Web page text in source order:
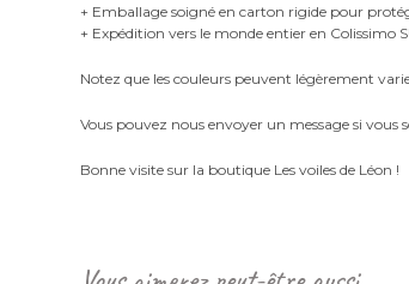
+ Emballage soigné en carton rigide pour
+ Expédition vers le monde entier en Colissimo
Notez que les couleurs peuvent légèrement
Vous pouvez nous envoyer un message si vous
Bonne visite sur la boutique Les voiles de Léon !